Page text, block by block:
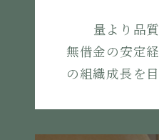
量より品
無借金の安定
の組織成長を